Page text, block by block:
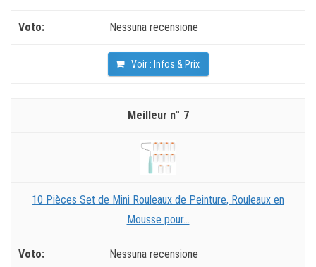
Nessuna recensione
Voir : Infos & Prix
7
10 Pièces Set de Mini Rouleaux de Peinture, Rouleaux en
Mousse pour...
Nessuna recensione